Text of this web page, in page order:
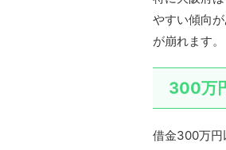
やすい傾向
が崩れます。
300万
借金300万円